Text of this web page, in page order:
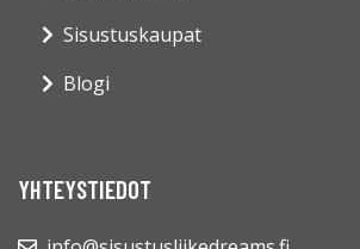
Sisustuskaupat
Blogi
YHTEYSTIEDOT